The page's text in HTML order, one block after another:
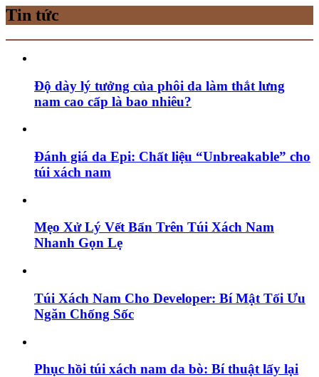
Tin tức
Độ dày lý tưởng của phôi da làm thắt lưng
nam cao cấp là bao nhiêu?
Đánh giá da Epi: Chất liệu “Unbreakable” cho
túi xách nam
Mẹo Xử Lý Vết Bẩn Trên Túi Xách Nam
Nhanh Gọn Lẹ
Túi Xách Nam Cho Developer: Bí Mật Tối Ưu
Ngăn Chống Sốc
Phục hồi túi xách nam da bò: Bí thuật lấy lại